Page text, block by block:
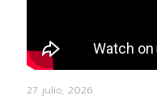
27 julio, 2026